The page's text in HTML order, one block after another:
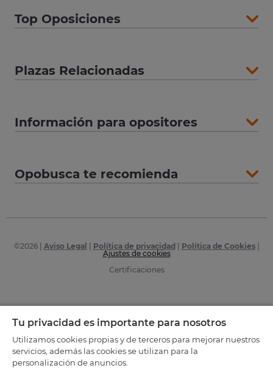
Top Oposiciones
Plazas Relacionadas
Información para opositores
Opobusca te recomienda
©2026| Aviso Legal Política de privacidad Política de Cookies|
Ajustes de cookies
Certificaciones
Tu privacidad es importante para nosotros
Utilizamos cookies propias y de terceros para mejorar nuestros
servicios, además las cookies se utilizan para la
personalización de anuncios.